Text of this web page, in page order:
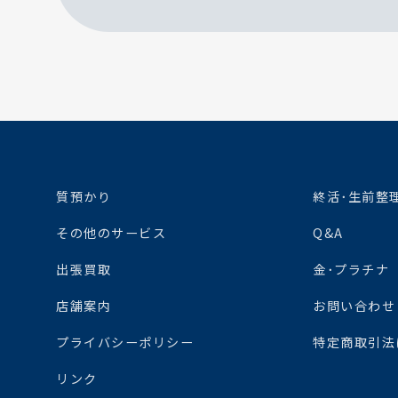
質預かり 終活･生前整
その他のサービス Q&A
出張買取 金･プラチナ
店舗案内 お問い合わせ
プライバシーポリシー 特定商取引
リンク